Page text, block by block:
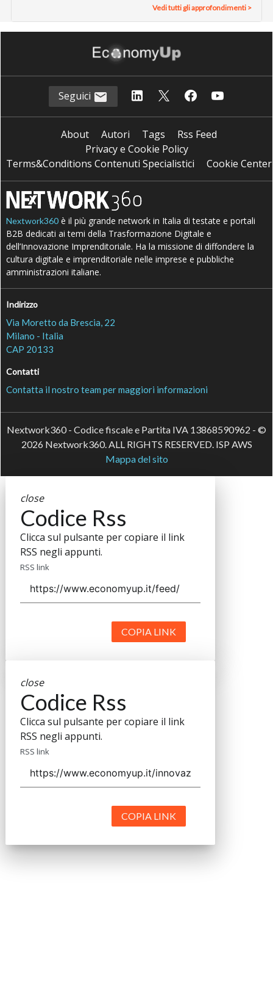
Vedi tutti gli approfondimenti >
Seguici
About Autori Tags
Rss Feed
Privacy e Cookie Policy
Terms&Conditions Contenuti Specialistici
Cookie Center
Nextwork360 è il più grande network in Italia di testate e portali
B2B dedicati ai temi della Trasformazione Digitale e
dell’Innovazione Imprenditoriale. Ha la missione di diffondere la
cultura digitale e imprenditoriale nelle imprese e pubbliche
amministrazioni italiane.
Indirizzo
Via Moretto da Brescia, 22
Milano - Italia
CAP 20133
Contatti
Contatta il nostro team per maggiori informazioni
Nextwork360 - Codice fiscale e Partita IVA 13868590962 - ©
2026 Nextwork360. ALL RIGHTS RESERVED. ISP AWS
Mappa del sito
close
Codice Rss
Clicca sul pulsante per copiare il link
RSS negli appunti.
RSS link
COPIA LINK
close
Codice Rss
Clicca sul pulsante per copiare il link
RSS negli appunti.
RSS link
COPIA LINK